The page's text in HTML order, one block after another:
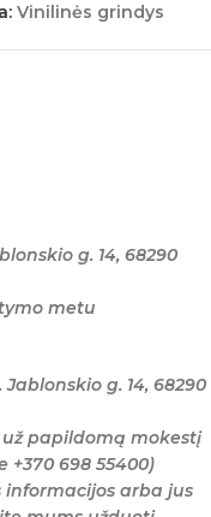
Vinilinės grindys
g. 14, 68290
metu
g. 14, 68290
papildomą mokestį
698 55400)
arba jus